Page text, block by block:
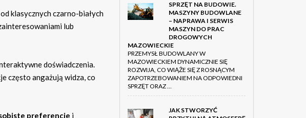
klasycznych czarno-białych
lub
doświadczenia.
często angażują widza, co
preferencje i
SPRZĘT NA BUDOWIE.
MASZYNY BUDOWLANE
– NAPRAWA I SERWIS
MASZYN DO PRAC
DROGOWYCH
MAZOWIECKIE
PRZEMYSŁ BUDOWLANY W
MAZOWIECKIEM DYNAMICZNIE SIĘ
ROZWIJA, CO WIĄŻE SIĘ Z ROSNĄCYM
ZAPOTRZEBOWANIEM NA ODPOWIEDNI
SPRZĘT ORAZ …
JAK STWORZYĆ